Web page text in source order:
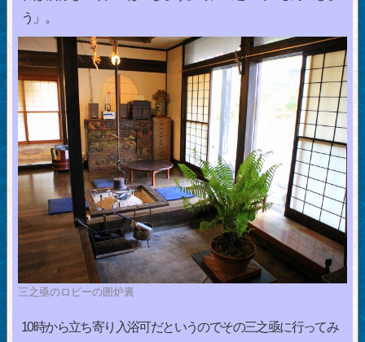
う」。
三之亟のロビーの囲炉裏
10時から立ち寄り入浴可だというのでその三之亟に行ってみ